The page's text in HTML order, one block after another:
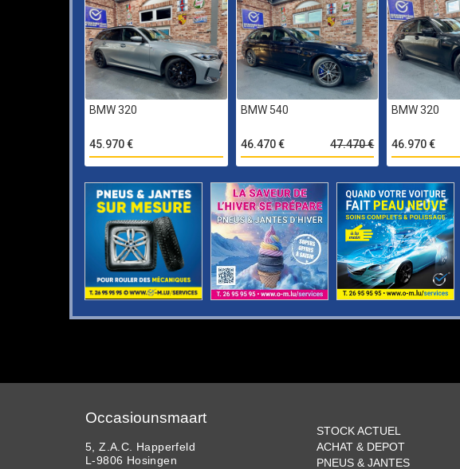
BMW 320
45.970 €
BMW 540
47.470 €
46.470 €
BMW 320
46.970 €
Occasiounsmaart
5, Z.A.C. Happerfeld
L-9806 Hosingen
STOCK ACTUEL
ACHAT & DEPOT
PNEUS & JANTES